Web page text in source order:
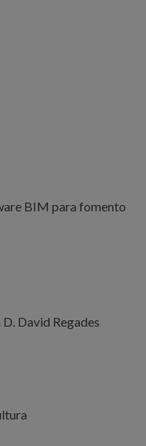
BIM para fomento
David Regades